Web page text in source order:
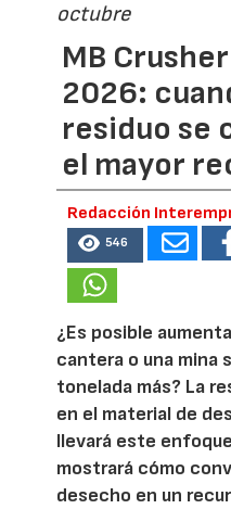
octubre
MB
2026:
residuo se
el mayor
Redacción
546
¿Es posible
cantera o una mina
tonelada más? La
en el material de
llevará este
mostrará cómo
desecho en un